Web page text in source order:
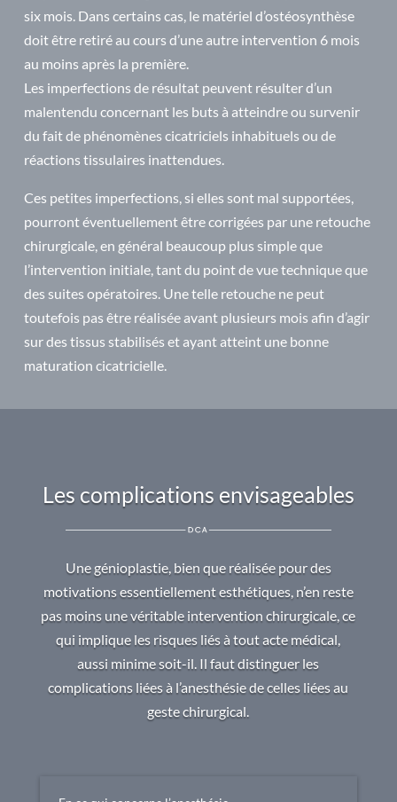
six mois. Dans certains cas, le matériel d’ostéosynthèse
doit être retiré au cours d’une autre intervention 6 mois
au moins après la première.
Les imperfections de résultat peuvent résulter d’un
malentendu concernant les buts à atteindre ou survenir
du fait de phénomènes cicatriciels inhabituels ou de
réactions tissulaires inattendues.
Ces petites imperfections, si elles sont mal supportées,
pourront éventuellement être corrigées par une retouche
chirurgicale, en général beaucoup plus simple que
l’intervention initiale, tant du point de vue technique que
des suites opératoires. Une telle retouche ne peut
toutefois pas être réalisée avant plusieurs mois afin d’agir
sur des tissus stabilisés et ayant atteint une bonne
maturation cicatricielle.
Les complications envisageables
Une génioplastie, bien que réalisée pour des
motivations essentiellement esthétiques, n’en reste
pas moins une véritable intervention chirurgicale, ce
qui implique les risques liés à tout acte médical,
aussi minime soit-il. Il faut distinguer les
complications liées à l’anesthésie de celles liées au
geste chirurgical.